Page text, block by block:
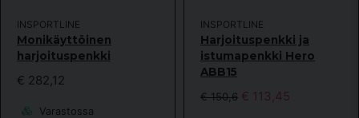
INSPORTLINE
Monikäyttöinen
harjoituspenkki
€ 282,12
Varastossa
INSPORTLINE
Harjoituspenkki ja
istumapenkki Hero
ABB15
€ 150,6 € 113,45